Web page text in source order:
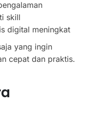
skill
digital meningkat
yang ingin
cepat dan praktis.